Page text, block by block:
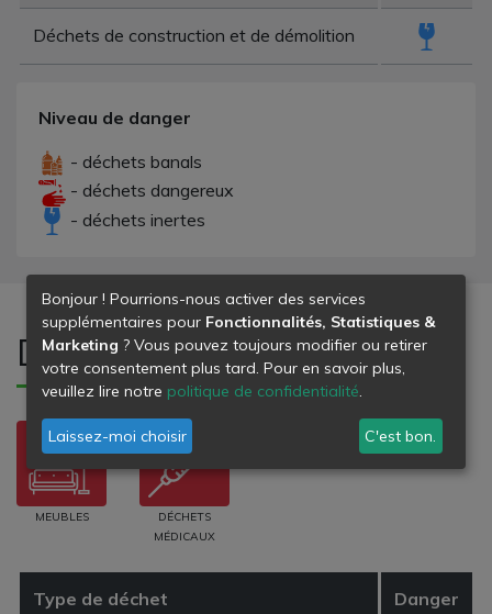
Déchets de construction et de démolition
Niveau de danger
- déchets banals
- déchets dangereux
- déchets inertes
Déchets refusés
Type de déchet Danger
MEUBLES
DÉCHETS
MÉDICAUX
Bonjour ! Pourrions-nous activer des services
supplémentaires pour Fonctionnalités, Statistiques &
Marketing ? Vous pouvez toujours modifier ou retirer
votre consentement plus tard. Pour en savoir plus,
veuillez lire notre politique de confidentialité.
Laissez-moi choisir C'est bon.